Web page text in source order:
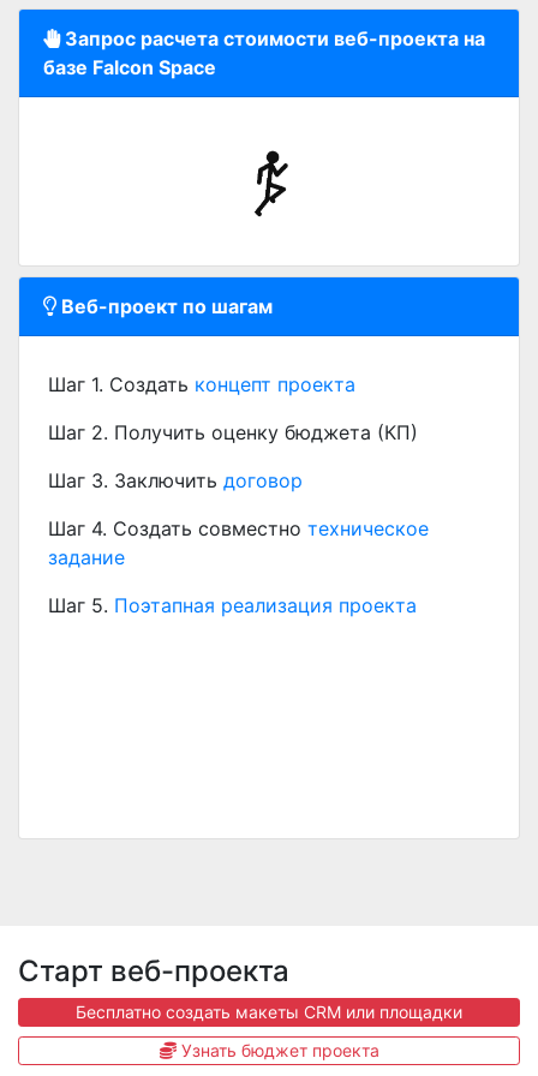
Запрос расчета стоимости веб-проекта на
базе Falcon Space
Веб-проект по шагам
Шаг 1. Создать концепт проекта
Шаг 2. Получить оценку бюджета (КП)
Шаг 3. Заключить договор
Шаг 4. Создать совместно техническое
задание
Шаг 5. Поэтапная реализация проекта
Старт веб-проекта
Бесплатно создать макеты CRM или площадки
Узнать бюджет проекта